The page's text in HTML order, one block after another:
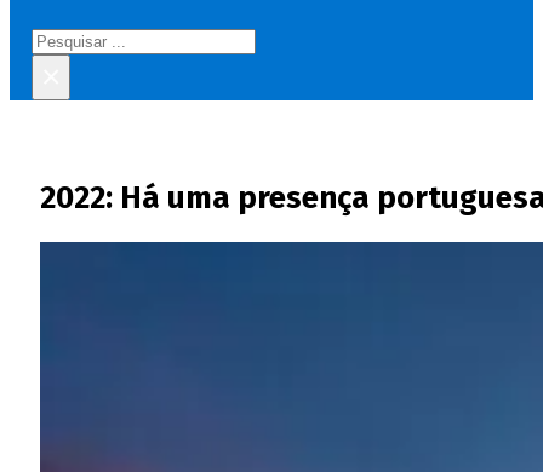
Pesquisar
2022: Há uma presença